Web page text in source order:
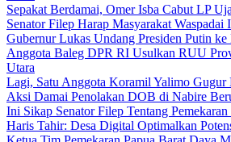
Sepakat Berdamai, Omer Isba Cabut LP
Senator Filep Harap Masyarakat
Gubernur Lukas Undang Presiden Putin
Anggota Baleg DPR RI Usulkan RUU
Utara
Lagi, Satu Anggota Koramil Yalimo
Aksi Damai Penolakan DOB di Nabire
Ini Sikap Senator Filep Tentang Pemekaran
Haris Tahir: Desa Digital Optimalkan